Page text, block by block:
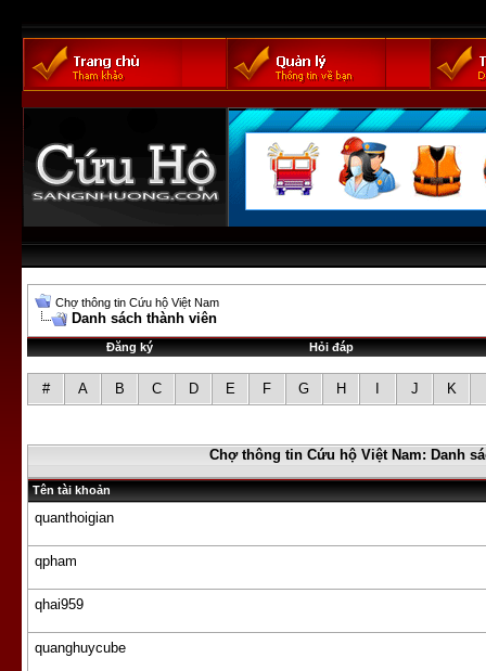
Chợ thông tin Cứu hộ Việt Nam
Danh sách thành viên
Đăng ký Hỏi đáp
# A B C D E F G H J K
Chợ thông tin Cứu hộ Việt Nam: Danh
Tên tài khoản
quanthoigian
qpham
qhai959
quanghuycube